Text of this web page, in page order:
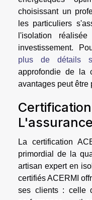
choisissant un
les particuliers
l'isolation
investissement.
plus de détails
approfondie de la
avantages peut être
Certification
La certification
primordial de la
artisan expert en
certifiés ACERMI
ses clients : celle